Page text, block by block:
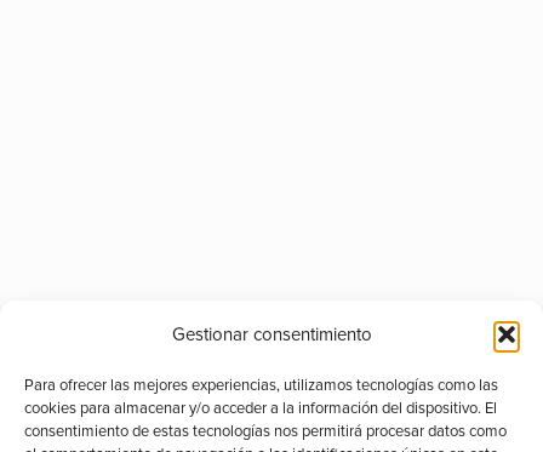
Gestionar consentimiento
Para ofrecer las mejores experiencias, utilizamos tecnologías como las
cookies para almacenar y/o acceder a la información del dispositivo. El
consentimiento de estas tecnologías nos permitirá procesar datos como